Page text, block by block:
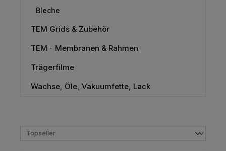
Bleche
TEM Grids & Zubehör
TEM - Membranen & Rahmen
Trägerfilme
Wachse, Öle, Vakuumfette, Lack